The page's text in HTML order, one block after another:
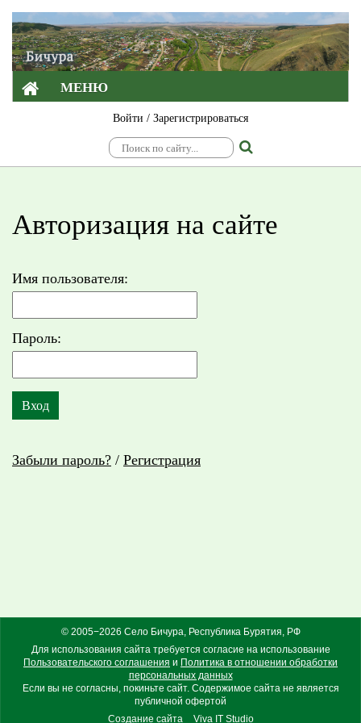
МЕНЮ
Войти / Зарегистрироваться
Авторизация на сайте
Имя пользователя:
Пароль:
Забыли пароль? / Регистрация
© 2005−2026 Село Бичура, Республика Бурятия, РФ
Для использования сайта требуется согласие на использование
Пользовательского соглашения и Политика в отношении обработки
персональных данных
Если вы не согласны, покиньте сайт. Содержимое сайта не является
публичной офертой
Создание сайта
Viva IT Studio